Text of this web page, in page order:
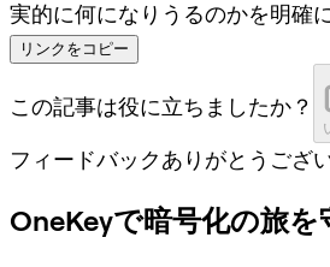
実的に何になりうるのかを明確
リンクをコピー
この記事は役に立ちましたか？
フィードバックありがとうござ
OneKeyで暗号化の旅を